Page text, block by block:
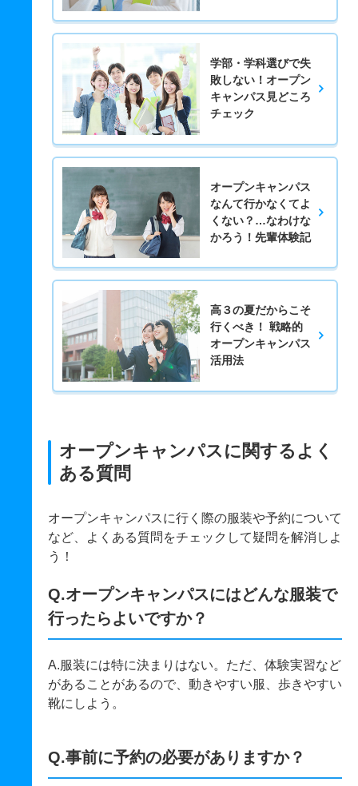
学部・学科選びで失
敗しない！オープン
キャンパス見どころ
チェック
オープンキャンパス
なんて行かなくてよ
くない？…なわけな
かろう！先輩体験記
高３の夏だからこそ
行くべき！ 戦略的
オープンキャンパス
活用法
オープンキャンパスに関するよく
ある質問
オープンキャンパスに行く際の服装や予約について
など、よくある質問をチェックして疑問を解消しよ
う！
Q.オープンキャンパスにはどんな服装で
行ったらよいですか？
A.服装には特に決まりはない。ただ、体験実習など
があることがあるので、動きやすい服、歩きやすい
靴にしよう。
Q.事前に予約の必要がありますか？